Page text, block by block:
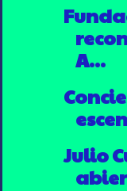
A...
Julio